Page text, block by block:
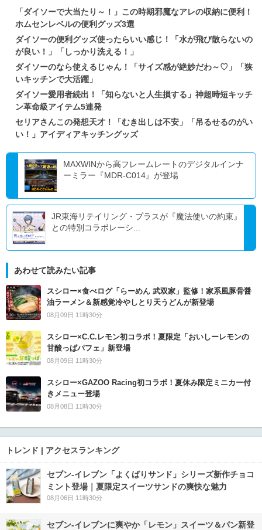
「ダイソーで大当たり～！」この時期邪魔なアレの収納に便利！
ホムセンレベルの便利グッズ3選
ダイソーの便利グッズ使ったらいい感じ！「水が飛び散らないの
が良い！」「しっかり洗える！」
ダイソーのなら使えるじゃん！「サイズ感が絶妙だわ～♡」「狭
いキッチンで大活躍」
ダイソー愛用者続出！「知らないと人生損する」神超時短キッチ
ン革命級アイテム5連発
セリアさんこの発想天才！「むき出しは不安」「吊るせるのがい
い！」アイディアキッチングッズ
MAXWINから高フレームレートのデジタルインナ
ーミラー『MDR-C014』が登場
JR東海リテイリング・プラスが『魔法使いの約束』
との特別コラボレーシ...
あわせて読みたい記事
スシロー×食べログ「らーめん 武双家」監修！家系風豚骨醤
油ラーメン＆新感覚冷やしとり天うどんが新登場
08月09日 11時30分
スシロー×C.C.レモン初コラボ！夏限定「おいしーレモンの
甘酸っぱパフェ」新登場
08月09日 11時30分
スシロー×GAZOO Racing初コラボ！夏休み限定ミニカー付
きメニュー登場
08月08日 11時30分
トレンド | アクセスランキング
セブン‐イレブン「よくばりサンド」シリーズ新作チョコ
ミント登場｜夏限定スイーツサンドの爽快な魅力
08月06日 11時30分
セブン‐イレブンに爽やか「レモン」スイーツ＆パン新登